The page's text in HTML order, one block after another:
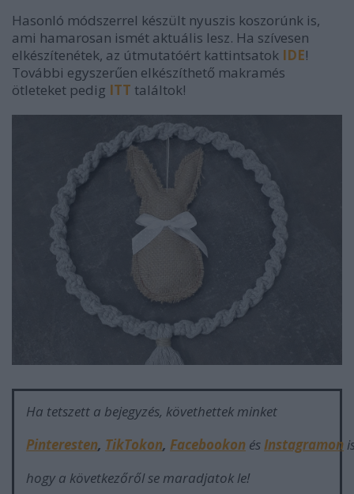
Hasonló módszerrel készült nyuszis koszorúnk is,
ami hamarosan ismét aktuális lesz. Ha szívesen
elkészítenétek, az útmutatóért kattintsatok IDE!
További egyszerűen elkészíthető makramés
ötleteket pedig ITT találtok!
Ha tetszett a bejegyzés, követhettek minket
Pinteresten, TikTokon, Facebookon ésInstagramon
hogy a következőről se maradjatok le!